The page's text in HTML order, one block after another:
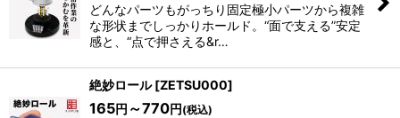
どんなパーツもがっちり固定極小パーツから複雑
な形状までしっかりホールド。“面で支える”安定
感と、“点で押さえる&r…
絶妙ロール [ZETSU000]
165円 ～770円 (税込)